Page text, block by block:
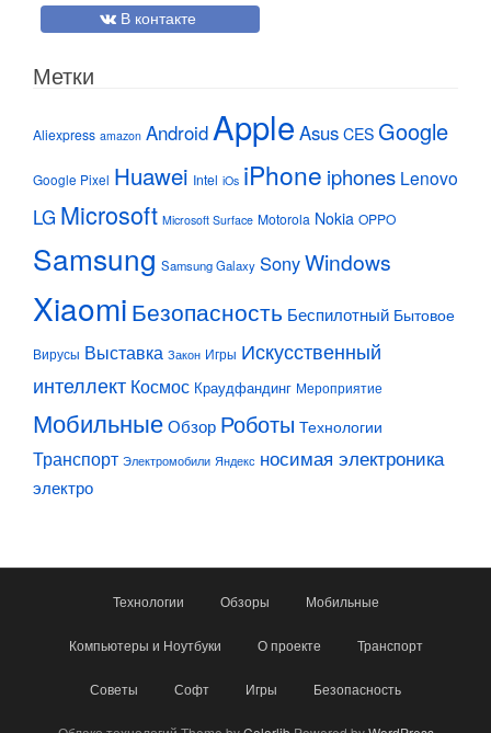
В контакте
Метки
Aliexpress amazon Android Apple Asus CES Google
Google Pixel Huawei Intel iOs iPhone iphones Lenovo
LG Microsoft Microsoft Surface Motorola Nokia OPPO
Samsung Samsung Galaxy SonyWindows
Xiaomi Безопасность Беспилотный Бытовое
Вирусы Выставка Закон Игры Искусственный
интеллект Космос Краудфандинг Мероприятие
МобильныеОбзор Роботы Технологии
Транспорт Электромобили Яндекс носимая электроника
электро
Технологии Обзоры Мобильные
Компьютеры и Ноутбуки О проекте Транспорт
Советы Софт Игры Безопасность